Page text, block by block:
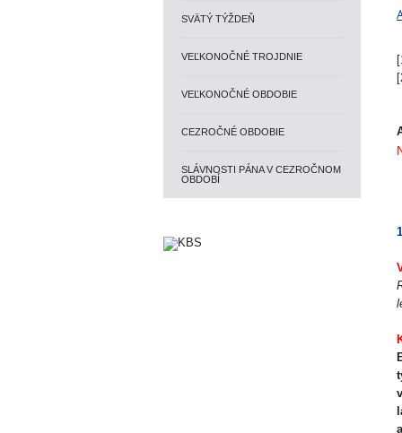
SVÄTÝ TÝŽDEŇ
VEĽKONOČNÉ TROJDNIE
VEĽKONOČNÉ OBDOBIE
CEZROČNÉ OBDOBIE
SLÁVNOSTI PÁNA V CEZROČNOM
OBDOBÍ
[
[